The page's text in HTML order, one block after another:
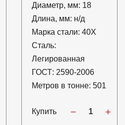
Диаметр, мм: 18
Длина, мм: н/д
Марка стали: 40Х
Сталь:
Легированная
ГОСТ: 2590-2006
Метров в тонне: 501
Купить − +